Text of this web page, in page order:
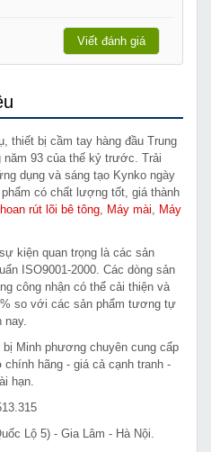
Viết đánh giá
thiết bị cầm tay hàng đầu Trung
93 của thế kỷ trước. Trải
dụng và sáng tạo Kynko ngày
có chất lượng tốt, giá thành
rút lõi bê tông, Máy mài, Máy
kiện quan trọng là các sản
ISO9001-2000. Các dòng sản
công nhận có thể cải thiện và
so với các sản phẩm tương tự
nay.
Minh phương chuyên cung cấp
chính hãng - giá cả cạnh tranh -
hạn.
Lộ 5) - Gia Lâm - Hà Nội.